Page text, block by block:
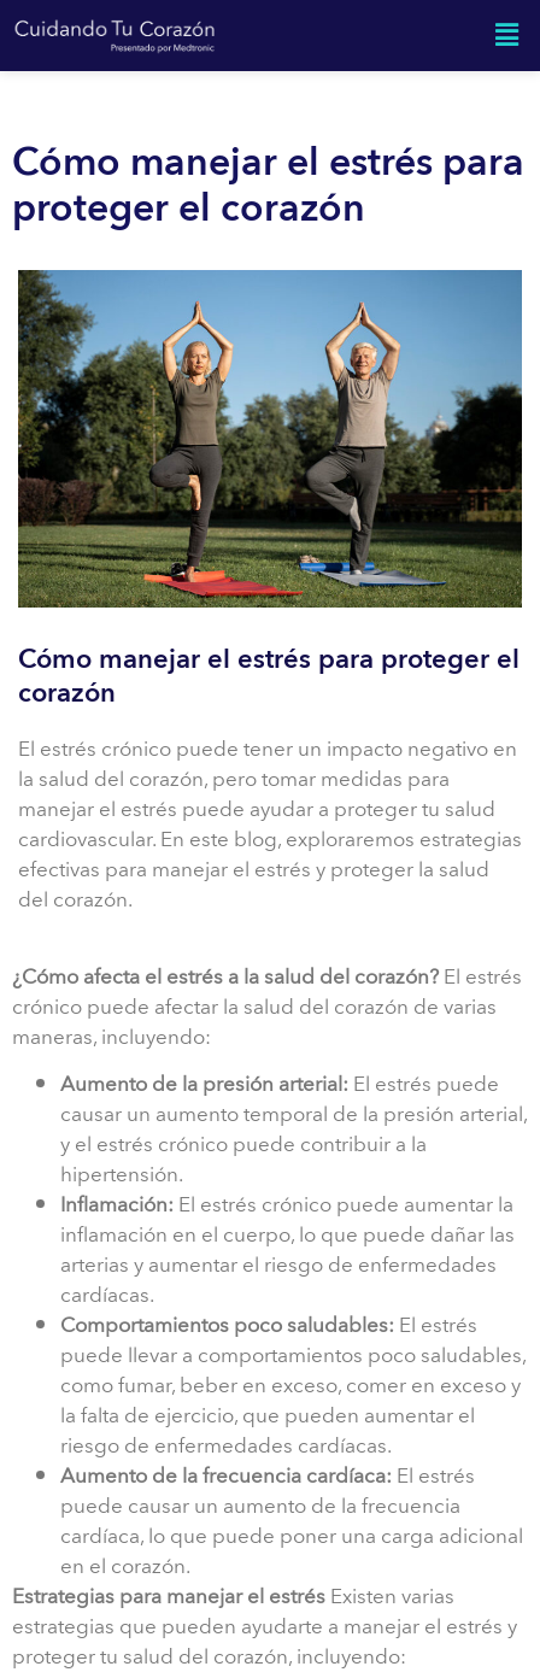
Cómo manejar el estrés para
proteger el corazón
Cómo manejar el estrés para proteger el
corazón
El estrés crónico puede tener un impacto negativo en
la salud del corazón, pero tomar medidas para
manejar el estrés puede ayudar a proteger tu salud
cardiovascular. En este blog, exploraremos estrategias
efectivas para manejar el estrés y proteger la salud
del corazón.
¿Cómo afecta el estrés a la salud del corazón?El estrés
crónico puede afectar la salud del corazón de varias
maneras, incluyendo:
Aumento de la presión arterial: El estrés puede
causar un aumento temporal de la presión arterial,
y el estrés crónico puede contribuir a la
hipertensión.
Inflamación: El estrés crónico puede aumentar la
inflamación en el cuerpo, lo que puede dañar las
arterias y aumentar el riesgo de enfermedades
cardíacas.
Comportamientos poco saludables: El estrés
puede llevar a comportamientos poco saludables,
como fumar, beber en exceso, comer en exceso y
la falta de ejercicio, que pueden aumentar el
riesgo de enfermedades cardíacas.
Aumento de la frecuencia cardíaca: El estrés
puede causar un aumento de la frecuencia
cardíaca, lo que puede poner una carga adicional
en el corazón.
Estrategias para manejar el estrésExisten varias
estrategias que pueden ayudarte a manejar el estrés y
proteger tu salud del corazón, incluyendo: